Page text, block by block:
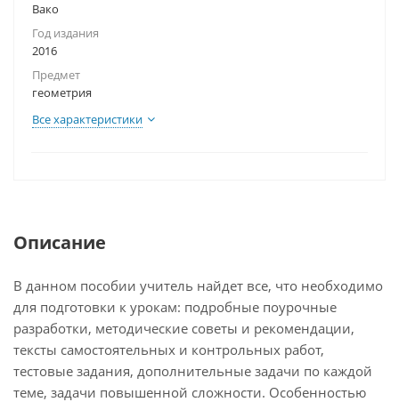
Вако
Год издания
2016
Предмет
геометрия
Все характеристики
Описание
В данном пособии учитель найдет все, что необходимо
для подготовки к урокам: подробные поурочные
разработки, методические советы и рекомендации,
тексты самостоятельных и контрольных работ,
тестовые задания, дополнительные задачи по каждой
теме, задачи повышенной сложности. Особенностью